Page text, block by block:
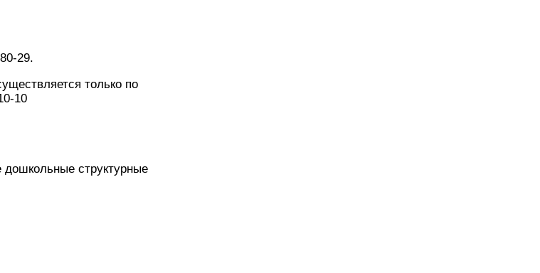
29.
только по
10
структурные